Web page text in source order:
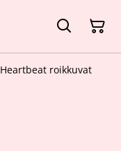
Heartbeat roikkuvat